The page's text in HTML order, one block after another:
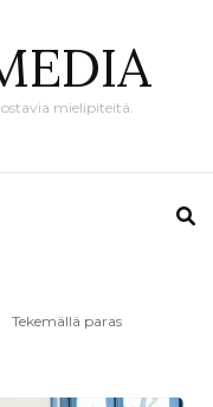
mielipiteitä.
Tekemällä paras